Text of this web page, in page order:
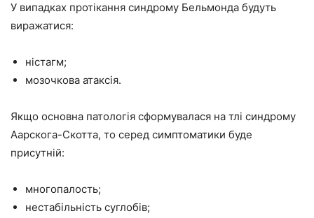
У випадках протікання синдрому Бельмонда будуть
виражатися:
ністагм;
мозочкова атаксія.
Якщо основна патологія сформувалася на тлі синдрому
Аарскога-Скотта, то серед симптоматики буде
присутній:
многопалость;
нестабільність суглобів;